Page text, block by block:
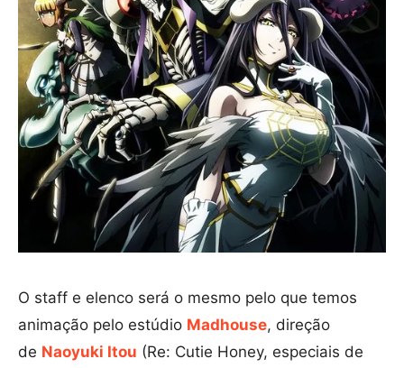
O staff e elenco será o mesmo pelo que temos
animação pelo estúdio Madhouse, direção
de Naoyuki Itou (Re: Cutie Honey, especiais de